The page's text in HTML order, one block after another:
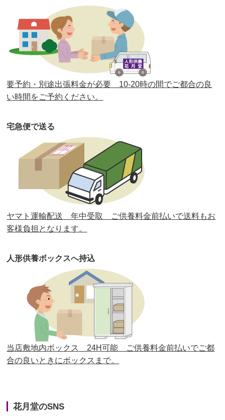
第39回人形供養祭令和2年10月22日(木)
第38回人形供養祭 令和2年8月26日(水)
第37回人形供養祭 令和2年6月8日(月)
第36回人形供養祭 令和2年4月16日(木)
第35回人形供養祭令和2年2月13日(木)
第33回人形供養祭
第32回人形供養祭 令和元年6月12日(水)
第31回人形供養祭 平成31年3月13日(水)
第30回人形供養祭平成30年11月28日(水)
第29回人形供養祭平成30年5月23日(水)
第27回人形供養祭平成29年6月14日(水)
第26回人形供養祭平成28年12月15日(木)
第25回人形供養祭 平成28年6月16日(木)
第24回人形供養祭 平成27年11月27日
第23回人形供養祭平成26年12月5日
第22回人形供養祭平成26年4月28日
第20回人形供養祭
要予約・別途出張料金が必要 10-20時の間でご都合の良
い時間をご予約ください。
宅急便で送る
ヤマト運輸配送 年中受取 ご供養料金前払いで送料もお
客様負担となります。
人形供養ボックスへ持込
当店敷地内ボックス 24H可能 ご供養料金前払いでご都
合の良いときにボックスまで。
花月堂のSNS